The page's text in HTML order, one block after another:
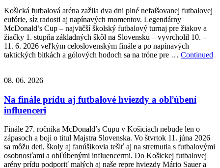
Košická futbalová aréna zažila dva dni plné nefalšovanej futbalovej
eufórie, sĺz radosti aj napínavých momentov. Legendárny
McDonald’s Cup – najväčší školský futbalový turnaj pre žiakov a
žiačky 1. stupňa základných škôl na Slovensku – vyvrcholil 10. –
11. 6. 2026 veľkým celoslovenským finále a po napínavých
taktických bitkách a gólových hodoch sa na tróne pre … Continued
08. 06. 2026
Na finále prídu aj futbalové hviezdy a obľúbení
influenceri
Finále 27. ročníka McDonald’s Cupu v Košiciach nebude len o
zápasoch a boji o titul Majstra Slovenska. Vo štvrtok 11. júna 2026
sa môžu deti, školy aj fanúšikovia tešiť aj na stretnutia s futbalovými
osobnosťami a obľúbenými influencermi. Do Košickej futbalovej
arény prídu podporiť malých aj naše repre hviezdy Mário Sauer a